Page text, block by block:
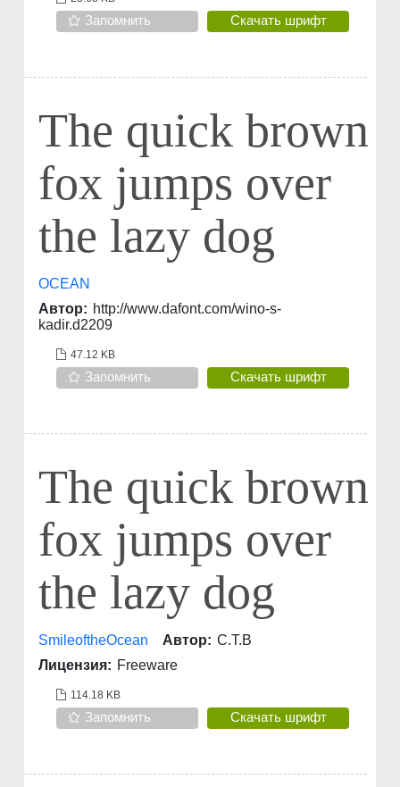
Запомнить Скачать шрифт
The quick brown
fox jumps over
the lazy dog
OCEAN
Автор: http://www.dafont.com/wino-s-
kadir.d2209
47.12 KB
Запомнить Скачать шрифт
The quick brown
fox jumps over
the lazy dog
SmileoftheOcean Автор: C.T.B
Лицензия: Freeware
114.18 KB
Запомнить Скачать шрифт